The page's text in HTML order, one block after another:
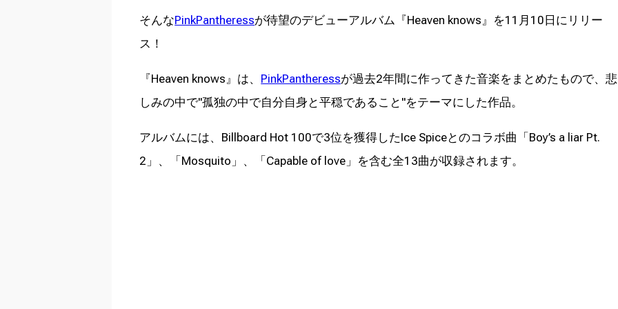
そんなPinkPantheressが待望のデビューアルバム『Heaven knows』を11月10日にリリー
ス！
『Heaven knows』は、 PinkPantheressが過去2年間に作ってきた音楽をまとめたもので、悲
しみの中で"孤独の中で自分自身と平穏であること"をテーマにした作品。
アルバムには、Billboard Hot 100で3位を獲得したIce Spiceとのコラボ曲「Boy’s a liar Pt.
2」、「Mosquito」、「Capable of love」を含む全13曲が収録されます。